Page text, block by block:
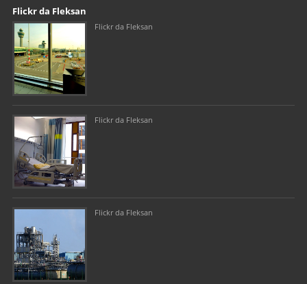
Our footer
Footer content
Flickr da Fleksan
Flickr da Fleksan
Flickr da Fleksan
Flickr da Fleksan